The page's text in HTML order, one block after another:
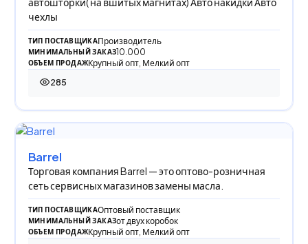
чехлы
ТИП ПОСТАВЩИКАПроизводитель
МИНИМАЛЬНЫЙ ЗАКАЗ10.000
ОБЪЕМ ПРОДАЖКрупный опт, Мелкий опт
285
285 просмотров
Barrel
Торговая компания Barrel — это оптово-розничная
сеть сервисных магазинов замены масла.
ТИП ПОСТАВЩИКАОптовый поставщик
МИНИМАЛЬНЫЙ ЗАКАЗот двух коробок
ОБЪЕМ ПРОДАЖКрупный опт, Мелкий опт